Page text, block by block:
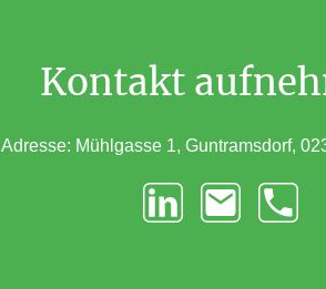
Kontakt
Adresse: Mühlgasse 1, Guntramsdorf,